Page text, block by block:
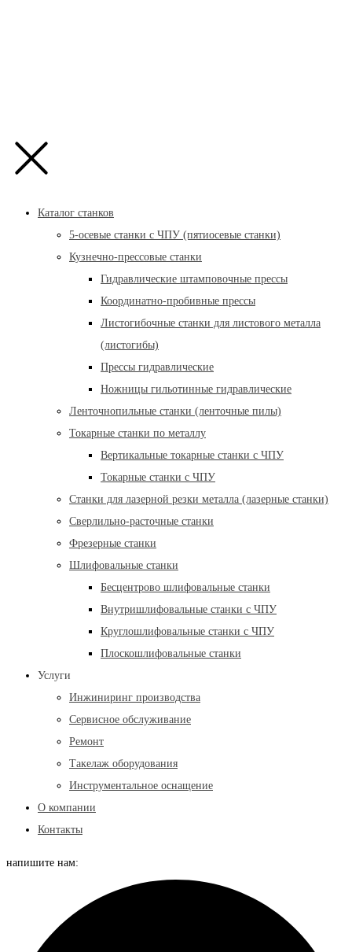
Каталог станков
5-осевые станки с ЧПУ (пятиосевые станки)
Кузнечно-прессовые станки
Гидравлические штамповочные прессы
Координатно-пробивные прессы
Листогибочные станки для листового металла
(листогибы)
Прессы гидравлические
Ножницы гильотинные гидравлические
Ленточнопильные станки (ленточные пилы)
Токарные станки по металлу
Вертикальные токарные станки с ЧПУ
Токарные станки с ЧПУ
Станки для лазерной резки металла (лазерные станки)
Сверлильно-расточные станки
Фрезерные станки
Шлифовальные станки
Бесцентрово шлифовальные станки
Внутришлифовальные станки с ЧПУ
Круглошлифовальные станки с ЧПУ
Плоскошлифовальные станки
Услуги
Инжиниринг производства
Сервисное обслуживание
Ремонт
Такелаж оборудования
Инструментальное оснащение
О компании
Контакты
напишите нам: